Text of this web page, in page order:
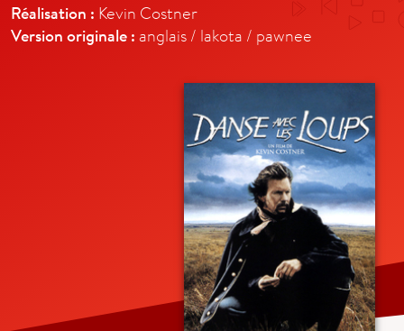
Réalisation : Kevin Costner
Version originale : anglais / lakota / pawnee